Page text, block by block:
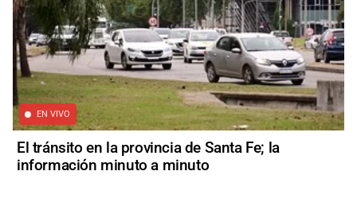
EN VIVO
El tránsito en la provincia de Santa Fe; la
información minuto a minuto